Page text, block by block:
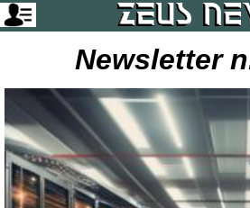
Newsletter